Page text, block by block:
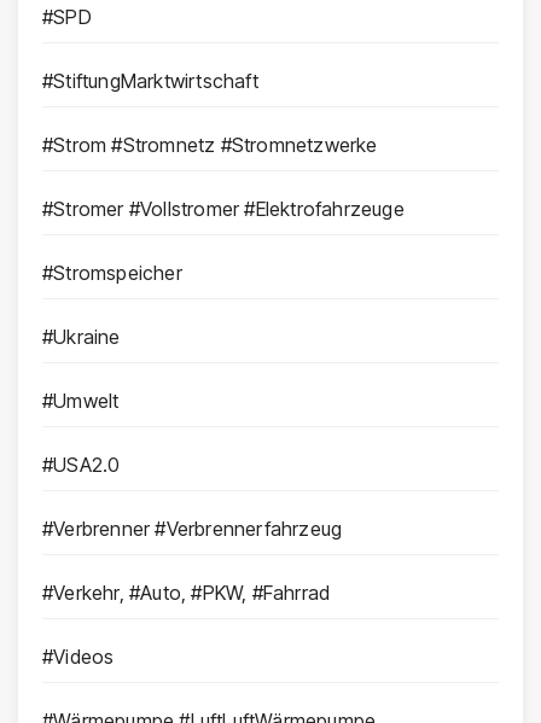
#SPD
#StiftungMarktwirtschaft
#Strom #Stromnetz #Stromnetzwerke
#Stromer #Vollstromer #Elektrofahrzeuge
#Stromspeicher
#Ukraine
#Umwelt
#USA2.0
#Verbrenner #Verbrennerfahrzeug
#Verkehr, #Auto, #PKW, #Fahrrad
#Videos